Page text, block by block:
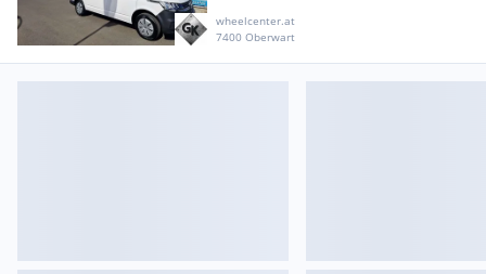
wheelcenter.at
7400 Oberwart